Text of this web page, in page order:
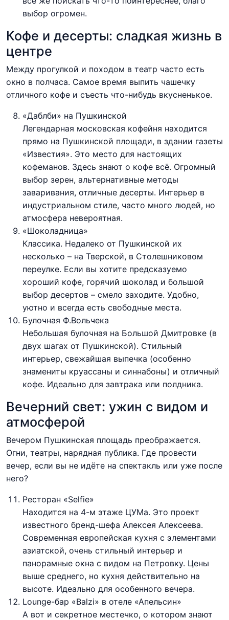
выбор огромен.
Кофе и десерты: сладкая жизнь в
центре
Между прогулкой и походом в театр часто есть
окно в полчаса. Самое время выпить чашечку
отличного кофе и съесть что-нибудь вкусненькое.
«Даблби» на Пушкинской
Легендарная московская кофейня находится
прямо на Пушкинской площади, в здании газеты
«Известия». Это место для настоящих
кофеманов. Здесь знают о кофе всё. Огромный
выбор зерен, альтернативные методы
заваривания, отличные десерты. Интерьер в
индустриальном стиле, часто много людей, но
атмосфера невероятная.
«Шоколадница»
Классика. Недалеко от Пушкинской их
несколько – на Тверской, в Столешниковом
переулке. Если вы хотите предсказуемо
хороший кофе, горячий шоколад и большой
выбор десертов – смело заходите. Удобно,
уютно и всегда есть свободные места.
Булочная Ф.Вольчека
Небольшая булочная на Большой Дмитровке (в
двух шагах от Пушкинской). Стильный
интерьер, свежайшая выпечка (особенно
знамениты круассаны и синнабоны) и отличный
кофе. Идеально для завтрака или полдника.
Вечерний свет: ужин с видом и
атмосферой
Вечером Пушкинская площадь преображается.
Огни, театры, нарядная публика. Где провести
вечер, если вы не идёте на спектакль или уже после
него?
Ресторан «Selfie»
Находится на 4-м этаже ЦУМа. Это проект
известного бренд-шефа Алексея Алексеева.
Современная европейская кухня с элементами
азиатской, очень стильный интерьер и
панорамные окна с видом на Петровку. Цены
выше среднего, но кухня действительно на
высоте. Идеально для особенного вечера.
Lounge-бар «Balzi» в отеле «Апельсин»
А вот и секретное местечко, о котором знают